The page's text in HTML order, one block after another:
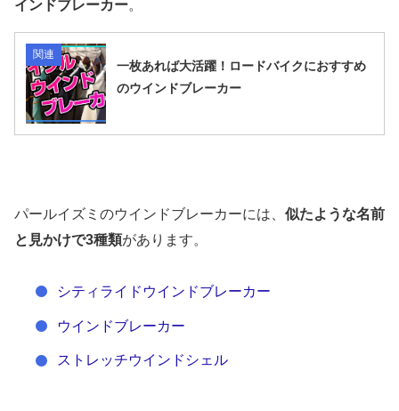
インドブレーカー。
関連
一枚あれば大活躍！ロードバイクにおすすめ
のウインドブレーカー
パールイズミのウインドブレーカーには、 似たような名前
と見かけで3種類があります。
シティライドウインドブレーカー
ウインドブレーカー
ストレッチウインドシェル